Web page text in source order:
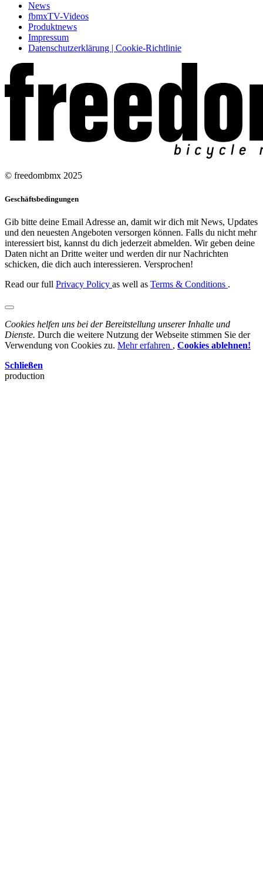
News
fbmxTV-Videos
Produktnews
Impressum
Datenschutzerklärung | Cookie-Richtlinie
© freedombmx 2025
Geschäftsbedingungen
Gib bitte deine Email Adresse an, damit wir dich mit News, Updates
und den neuesten Angeboten versorgen können. Falls du nicht mehr
interessiert bist, kannst du dich jederzeit abmelden. Wir geben deine
Daten nicht an Dritte weiter und werden dir nur Nachrichten
schicken, die dich auch interessieren. Versprochen!
Read our full Privacy Policy as well as Terms & Conditions .
Cookies helfen uns bei der Bereitstellung unserer Inhalte und
Dienste. Durch die weitere Nutzung der Webseite stimmen Sie der
Verwendung von Cookies zu. Mehr erfahren , Cookies ablehnen!
Schließen
production